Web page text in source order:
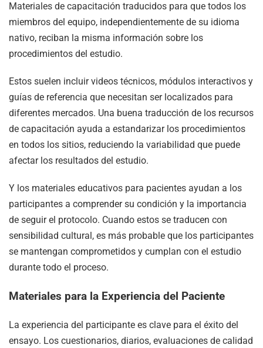
Materiales de capacitación traducidos para que todos los
miembros del equipo, independientemente de su idioma
nativo, reciban la misma información sobre los
procedimientos del estudio.
Estos suelen incluir videos técnicos, módulos interactivos y
guías de referencia que necesitan ser localizados para
diferentes mercados. Una buena traducción de los recursos
de capacitación ayuda a estandarizar los procedimientos
en todos los sitios, reduciendo la variabilidad que puede
afectar los resultados del estudio.
Y los materiales educativos para pacientes ayudan a los
participantes a comprender su condición y la importancia
de seguir el protocolo. Cuando estos se traducen con
sensibilidad cultural, es más probable que los participantes
se mantengan comprometidos y cumplan con el estudio
durante todo el proceso.
Materiales para la Experiencia del Paciente
La experiencia del participante es clave para el éxito del
ensayo. Los cuestionarios, diarios, evaluaciones de calidad